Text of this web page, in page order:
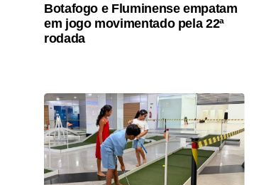
Botafogo e Fluminense empatam
em jogo movimentado pela 22ª
rodada